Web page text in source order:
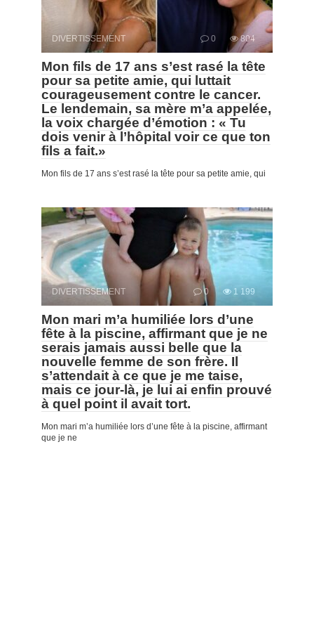
DIVERTISSEMENT 0 804
Mon fils de 17 ans s’est rasé la tête
pour sa petite amie, qui luttait
courageusement contre le cancer.
Le lendemain, sa mère m’a appelée,
la voix chargée d’émotion : « Tu
dois venir à l’hôpital voir ce que ton
fils a fait.»
Mon fils de 17 ans s’est rasé la tête pour sa petite amie, qui
DIVERTISSEMENT 0 1 199
Mon mari m’a humiliée lors d’une
fête à la piscine, affirmant que je ne
serais jamais aussi belle que la
nouvelle femme de son frère. Il
s’attendait à ce que je me taise,
mais ce jour-là, je lui ai enfin prouvé
à quel point il avait tort.
Mon mari m’a humiliée lors d’une fête à la piscine, affirmant
que je ne